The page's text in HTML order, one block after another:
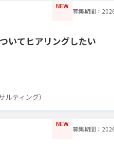
NEW
募集期間：
いてヒアリングしたい
ティング）
NEW
募集期間：